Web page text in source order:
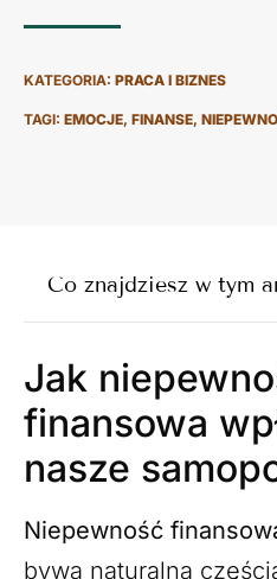
KATEGORIA: PRACA I BIZNES
TAGI: EMOCJE, FINANSE,
Co znajdziesz w tym
Jak
finansowa
nasze
Niepewność
bywa naturalną